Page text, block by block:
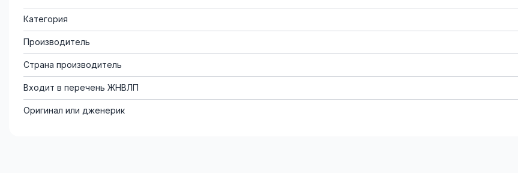
Категория
Производитель
Страна производитель
Входит в перечень ЖНВЛП
Оригинал или дженерик